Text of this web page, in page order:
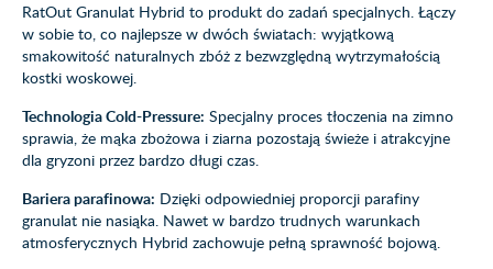
RatOut Granulat Hybrid to produkt do zadań specjalnych. Łączy
w sobie to, co najlepsze w dwóch światach: wyjątkową
smakowitość naturalnych zbóż z bezwzględną wytrzymałością
kostki woskowej.
Technologia Cold-Pressure: Specjalny proces tłoczenia na zimno
sprawia, że mąka zbożowa i ziarna pozostają świeże i atrakcyjne
dla gryzoni przez bardzo długi czas.
Bariera parafinowa: Dzięki odpowiedniej proporcji parafiny
granulat nie nasiąka. Nawet w bardzo trudnych warunkach
atmosferycznych Hybrid zachowuje pełną sprawność bojową.